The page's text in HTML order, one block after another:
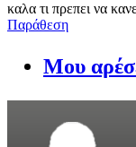
καλα τι πρεπει να
Παράθεση
Μου